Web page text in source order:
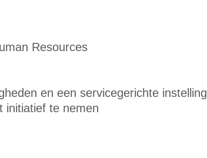
Resources
en een servicegerichte instelling
initiatief te nemen